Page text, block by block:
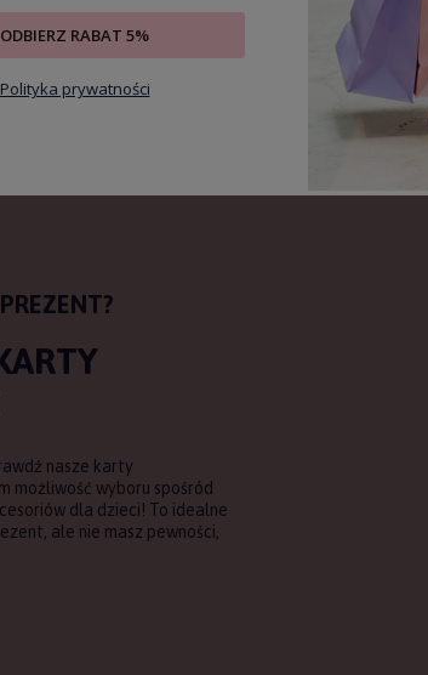
nasze karty
możliwość wyboru spośród
dla dzieci! To idealne
ale nie masz pewności,
ODBIERZ RABAT 5%
Polityka prywatności